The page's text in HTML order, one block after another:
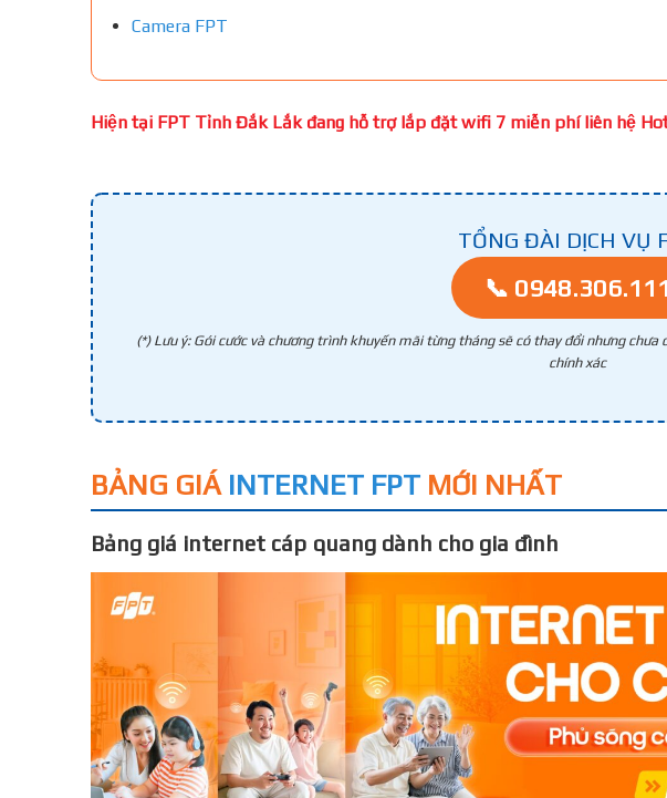
Camera FPT
Hiện tại FPT Tỉnh Đắk Lắk đang hỗ trợ lắp đặt wifi 7 miễn phí liên hệ
TỔNG ĐÀI DỊCH VỤ
📞 0948.306.111
(*) Lưu ý: Gói cước và chương trình khuyến mãi từng tháng sẽ có thay đổi nhưng
chính xác
BẢNG GIÁ INTERNET FPT MỚI NHẤT
Bảng giá internet cáp quang dành cho gia đình